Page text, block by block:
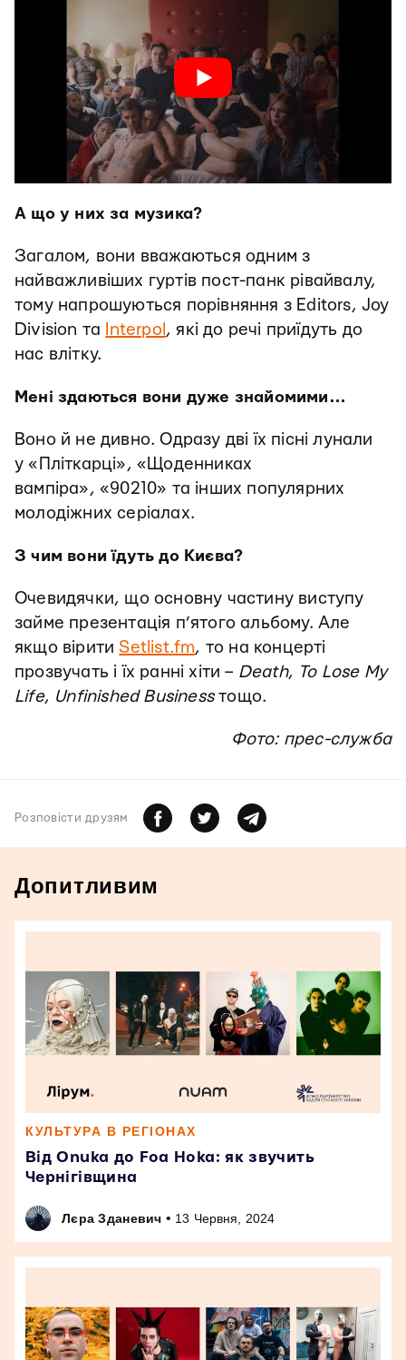
А що у них за музика?
Загалом, вони вважаються одним з
найважливіших гуртів пост-панк рівайвалу,
тому напрошуються порівняння з Editors, Joy
Division та
Interpol , які до речі приїдуть до
нас влітку.
Мені здаються вони дуже знайомими…
Воно й не дивно. Одразу дві їх пісні лунали
у «Пліткарці», «Щоденниках
вампіра», «90210» та інших популярних
молодіжних серіалах.
З чим вони їдуть до Києва?
Очевидячки, що основну частину виступу
займе презентація п’ятого альбому. Але
якщо вірити Setlist.fm, то на концерті
прозвучать і їх ранні хіти – Death, To Lose My
Life, Unfinished Businessтощо.
Фото: прес-служба
Розповiсти друзям
Допитливим
КУЛЬТУРА В РЕГІОНАХ
Від Onuka до Foa Hoka: як звучить
Чернігівщина
Лєра Зданевич • 13 Червня, 2024